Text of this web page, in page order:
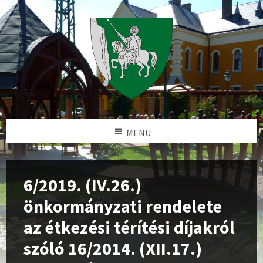
MENU
6/2019. (IV.26.)
önkormányzati rendelete
az étkezési térítési díjakról
szóló 16/2014. (XII.17.)